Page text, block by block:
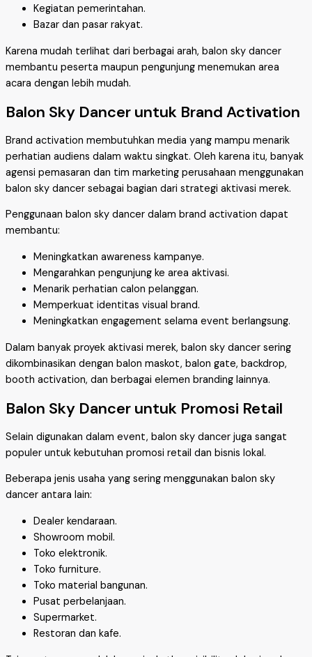
Kegiatan pemerintahan.
Bazar dan pasar rakyat.
Karena mudah terlihat dari berbagai arah, balon sky dancer
membantu peserta maupun pengunjung menemukan area
acara dengan lebih mudah.
Balon Sky Dancer untuk Brand Activation
Brand activation membutuhkan media yang mampu menarik
perhatian audiens dalam waktu singkat. Oleh karena itu, banyak
agensi pemasaran dan tim marketing perusahaan menggunakan
balon sky dancer sebagai bagian dari strategi aktivasi merek.
Penggunaan balon sky dancer dalam brand activation dapat
membantu:
Meningkatkan awareness kampanye.
Mengarahkan pengunjung ke area aktivasi.
Menarik perhatian calon pelanggan.
Memperkuat identitas visual brand.
Meningkatkan engagement selama event berlangsung.
Dalam banyak proyek aktivasi merek, balon sky dancer sering
dikombinasikan dengan balon maskot, balon gate, backdrop,
booth activation, dan berbagai elemen branding lainnya.
Balon Sky Dancer untuk Promosi Retail
Selain digunakan dalam event, balon sky dancer juga sangat
populer untuk kebutuhan promosi retail dan bisnis lokal.
Beberapa jenis usaha yang sering menggunakan balon sky
dancer antara lain:
Dealer kendaraan.
Showroom mobil.
Toko elektronik.
Toko furniture.
Toko material bangunan.
Pusat perbelanjaan.
Supermarket.
Restoran dan kafe.